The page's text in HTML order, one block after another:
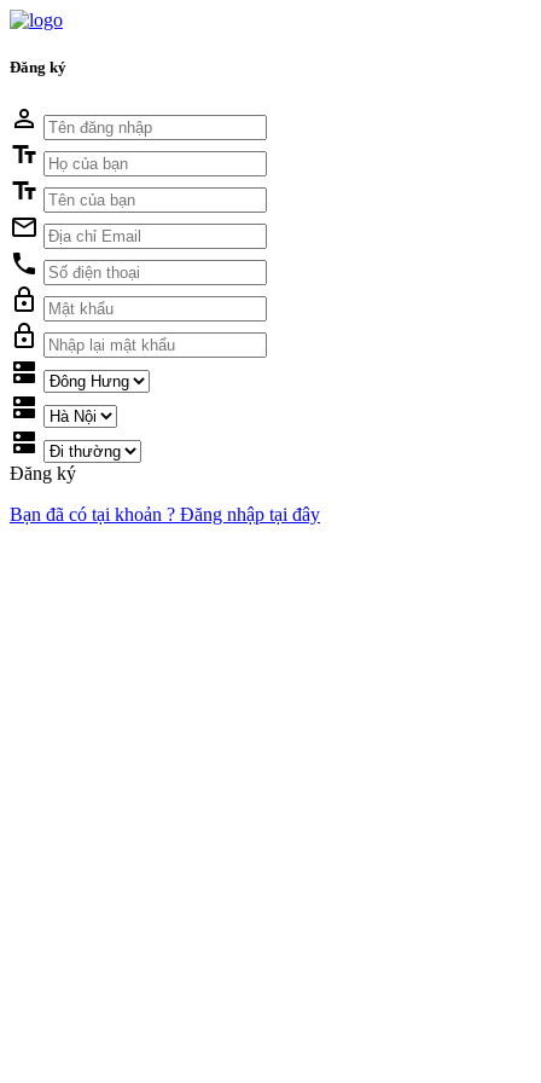
Đăng ký
perm_identity
text_fields
text_fields
mail_outline
local_phone
lock_outline
lock_outline
dns
dns
dns
Đăng ký
Bạn đã có tại khoản ? Đăng nhập tại đây